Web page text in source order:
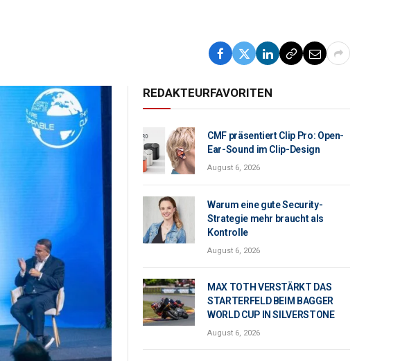
REDAKTEURFAVORITEN
CMF präsentiert Clip Pro: Open-
Ear-Sound im Clip-Design
August 6, 2026
Warum eine gute Security-
Strategie mehr braucht als
Kontrolle
August 6, 2026
MAX TOTH VERSTÄRKT DAS
STARTERFELD BEIM BAGGER
WORLD CUP IN SILVERSTONE
August 6, 2026